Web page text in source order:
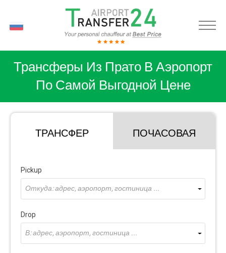
Трансферы Из Прато В Аэропорт
По Самой Выгодной Цене
ТРАНСФЕР ПОЧАСОВАЯ
Pickup
Откуда: адрес, аэропорт, гостиница ...
Drop
В: адрес, аэропорт, гостиница ...